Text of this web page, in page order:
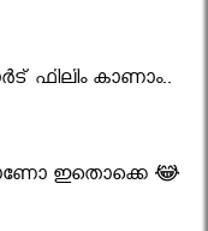
ഫിലിം കാണാം..
ഇതൊക്കെ 😂